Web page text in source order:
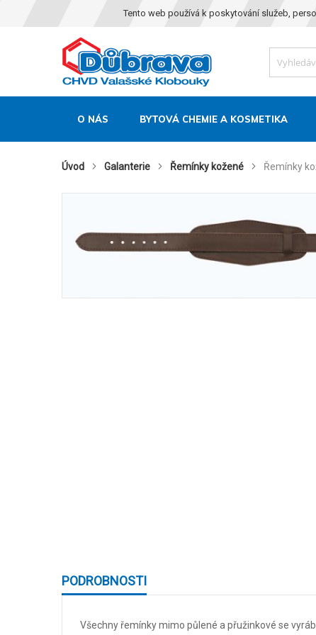
Tento web používá k poskytování služeb,
O NÁS BYTOVÁ CHEMIE A KOSMETIKA
Úvod Galanterie Řemínky kožené Řemínky
end
beginning
of
gallery
PODROBNOSTI
Všechny řemínky mimo půlené a přužinkové se